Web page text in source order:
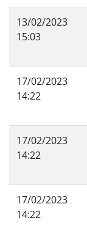
13/02/2023
15:03
17/02/2023
14:22
17/02/2023
14:22
17/02/2023
14:22